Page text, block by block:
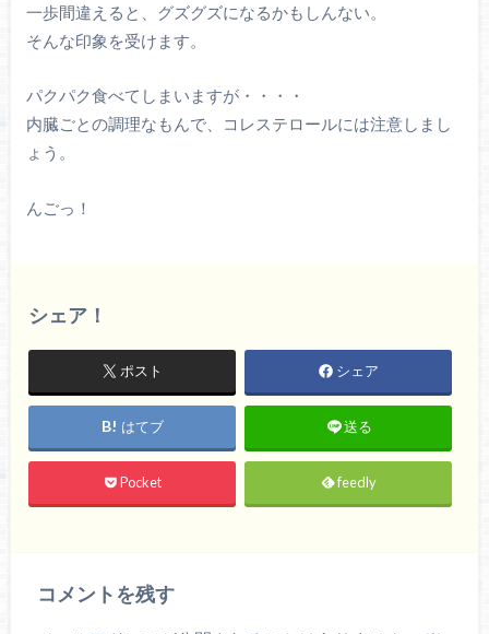
一歩間違えると、グズグズになるかもしんない。
そんな印象を受けます。
パクパク食べてしまいますが・・・・
内臓ごとの調理なもんで、コレステロールには注意しまし
ょう。
んごっ！
シェア！
ポスト シェア
はてブ 送る
Pocket feedly
コメントを残す